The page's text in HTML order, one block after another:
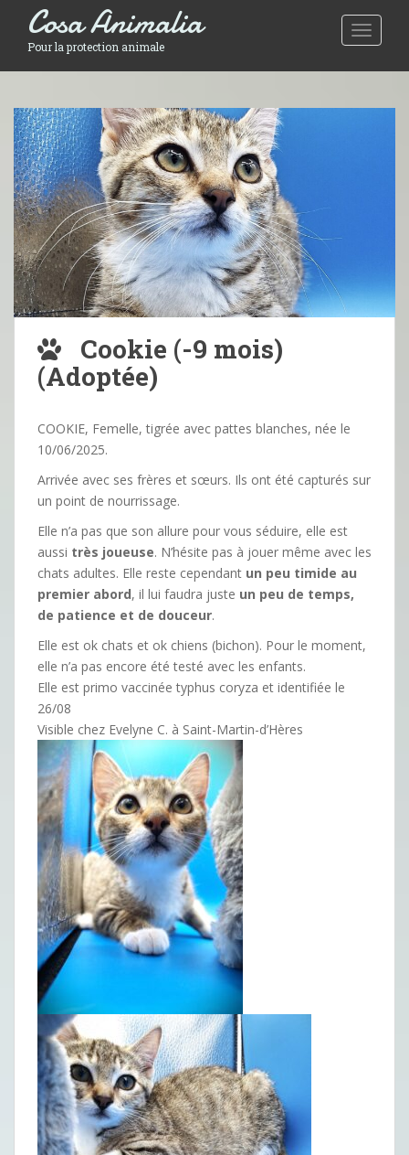
Toggle
Cosa Animalia
Pour la protection animale
Cookie (-9 mois)
(Adoptée)
COOKIE, Femelle, tigrée avec pattes blanches, née le
10/06/2025.
Arrivée avec ses frères et sœurs. Ils ont été capturés sur
un point de nourrissage.
Elle n’a pas que son allure pour vous séduire, elle est
aussi très joueuse. N’hésite pas à jouer même avec les
chats adultes. Elle reste cependant un peu timide au
premier abord, il lui faudra juste un peu de temps,
de patience et de douceur.
Elle est ok chats et ok chiens (bichon). Pour le moment,
elle n’a pas encore été testé avec les enfants.
Elle est primo vaccinée typhus coryza et identifiée le
26/08
Visible chez Evelyne C. à Saint-Martin-d’Hères